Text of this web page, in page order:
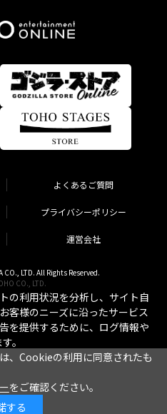
よくあるご質問
プライバシーポリシー
運営会社
LTD. All Rights Reserved.
CO., LTD.
の利用状況を分析し、サイト自
客様のニーズに沿ったサービス
を提供するために、ログ情報や
。
、Cookieの利用に同意されたも
をご確認ください。
する